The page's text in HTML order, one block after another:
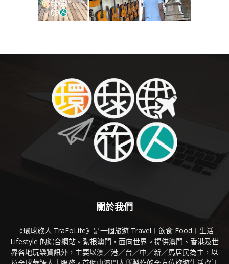
關於我們
《環球旅人 TraFoLife》是一個旅遊 Travel＋飲食 Food＋生活
Lifestyle 的綜合網站。紮根澳門，面向世界。提供澳門、香港及世
界各地玩樂資訊外，主要以澳／港／台／中／新／馬居民為主，以